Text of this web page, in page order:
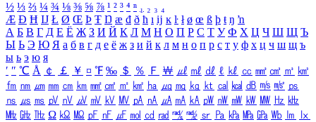
½ ⅓ ⅔ ¼ ¾ ⅛ ⅜ ⅝ ⅞ ¹ ² ³ ⁴ ⁿ ₁ ₂ ₃ ₄
Æ Ð Ħ Ĳ Ł Ø Œ Þ Ŧ Ŋ æ đ ð ħ ı ĳ ĸ ŀ ł ø œ ß þ ŧ ŋ ŉ
А Б В Г Д Е Ё Ж З И Й К Л М Н О П Р С Т У Ф Х Ц Ч Ш Щ Ъ
Ы Ь Э Ю Я а б в г д е ё ж з и й к л м н о п р с т у ф х ц ч ш щ ъ
ы ь э ю я
′ ″ ℃ Å ￠ ￡ ￥ ¤ ℉ ‰ ＄ ％ Ｆ ￦ ㎕ ㎖ ㎗ ℓ ㎘ ㏄ ㎣ ㎤ ㎥ ㎦
㎙ ㎚ ㎛ ㎜ ㎝ ㎞ ㎟ ㎠ ㎡ ㎢ ㏊ ㎍ ㎎ ㎏ ㏏ ㎈ ㎉ ㏈ ㎧ ㎨ ㎰
㎱ ㎲ ㎳ ㎴ ㎵ ㎶ ㎷ ㎸ ㎹ ㎀ ㎁ ㎂ ㎃ ㎄ ㎺ ㎻ ㎽ ㎾ ㎿ ㎐ ㎑
㎒ ㎓ ㎔ Ω ㏀ ㏁ ㎊ ㎋ ㎌ ㏖ ㏅ ㎭ ㎮ ㎯ ㏛ ㎩ ㎪ ㎫ ㎬ ㏝ ㏐
㏓